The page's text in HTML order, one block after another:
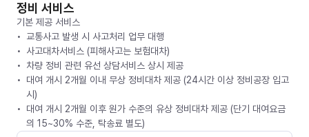
정비 서비스
기본 제공 서비스
교통사고 발생 시 사고처리 업무 대행
사고대차서비스 (피해사고는 보험대차)
차량 정비 관련 유선 상담서비스 상시 제공
대여 개시 2개월 이내 무상 정비대차 제공 (24시간 이상 정비공장 입고
시)
대여 개시 2개월 이후 원가 수준의 유상 정비대차 제공 (단기 대여요금
의 15~30% 수준, 탁송료 별도)